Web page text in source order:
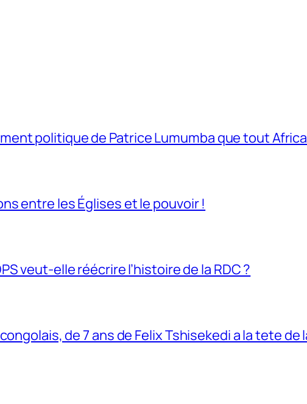
politique de Patrice Lumumba que tout
entre les Églises et le pouvoir !
veut-elle réécrire l’histoire de la RDC ?
de 7 ans de Felix Tshisekedi a la tete de